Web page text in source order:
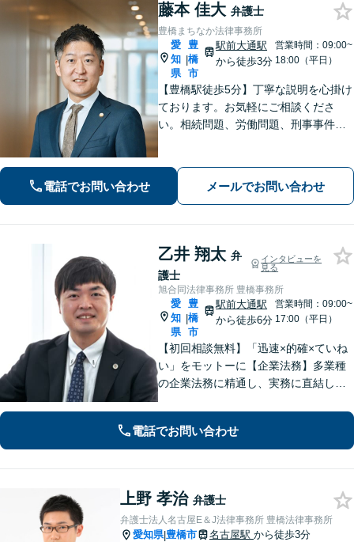
藤本 佳大 弁護士
豊橋まちなか法律事務所
愛
知
県
|
豊
橋
市
駅前大通駅
から徒歩3分
営業時間：09:00~
18:00（平日）
【豊橋駅徒歩5分】丁寧な説明を心掛け
ております。お気軽にご相談くださ
い。相続問題、労働問題、刑事事件そ
電話でお問い合わせ メールでお問い合わせ
乙井 翔太 弁
護士
インタビューを
見る
旭合同法律事務所 豊橋事務所
愛
知
県
|
豊
橋
市
駅前大通駅
から徒歩6分
営業時間：09:00~
17:00（平日）
【初回相談無料】「迅速×的確×ていね
い」をモットーに【企業法務】多業種
の企業法務に精通し、実務に直結した
査、事業承継まで幅広く対応。【休
日・夜間対応OK】【豊橋駅10分】
電話でお問い合わせ
上野 孝治 弁護士
弁護士法人名古屋E＆J法律事務所 豊橋法律事務所
愛知県|豊橋市 名古屋駅 から徒歩3分